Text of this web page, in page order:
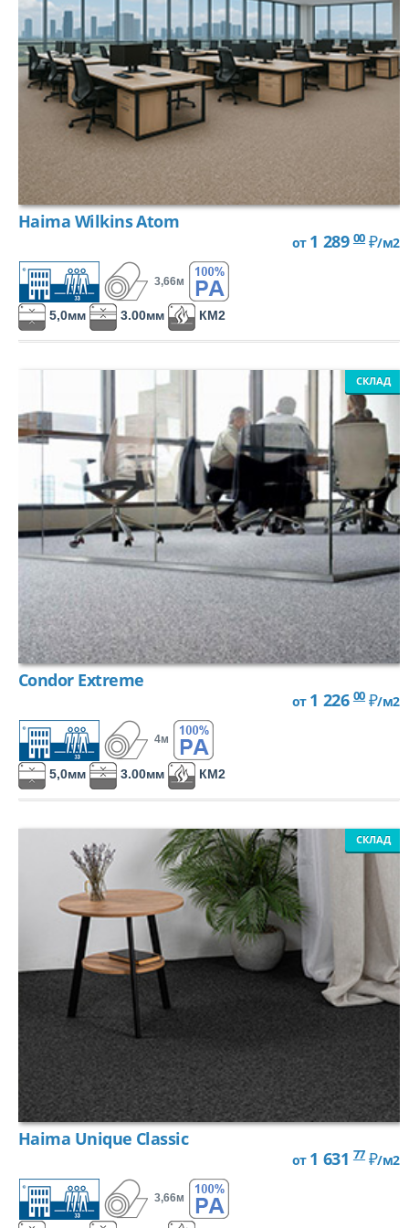
Петлевой, иглопробивной
Петлевой одноуровневый
Петлевой разноуровневый
Разрезной (Велюр)
Разрезной (Фризе)
Петлевой, Микро-Тафтинг
ПОТОЛОК
ARMSTRONG
ПОДВЕСНАЯ СИСТЕМА
СВЕТИЛЬНИКИ
АКСЕССУАРЫ
ПЛИНТУС
ГРУНТОВКА
СМЕСЬ ДЛЯ ПОЛА
КЛЕЙ ДЛЯ НАПОЛЬНЫХ ПОКРЫТИЙ
СРЕДСТВА ДЛЯ НАПОЛЬНЫХ ПОКРЫТИЙ
ПОДБОР
Haima Wilkins Atom
от 1 289 00 ₽/м2
3,66м
5,0мм 3.00мм КМ2
СКЛАД
Condor Extreme
от 1 226 00 ₽/м2
4м
5,0мм 3.00мм КМ2
СКЛАД
Haima Unique Classic
от 1 631 77 ₽/м2
3,66м